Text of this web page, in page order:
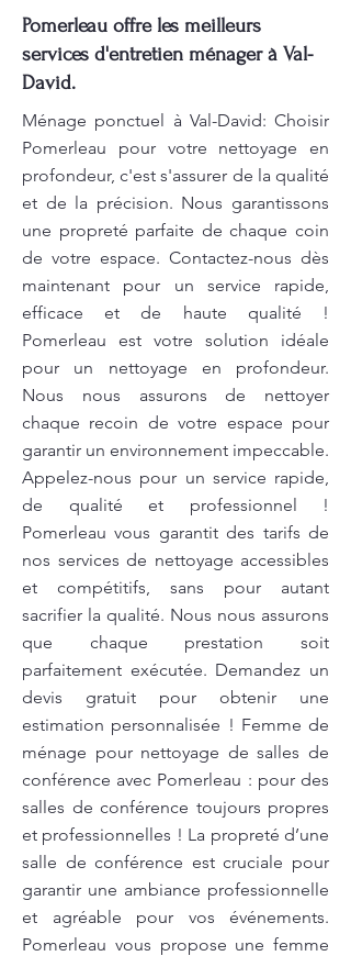
Pomerleau offre les meilleurs
services d'entretien ménager à Val-
David.
Ménage ponctuel à Val-David: Choisir
Pomerleau pour votre nettoyage en
profondeur, c'est s'assurer de la qualité
et de la précision. Nous garantissons
une propreté parfaite de chaque coin
de votre espace. Contactez-nous dès
maintenant pour un service rapide,
efficace et de haute qualité !
Pomerleau est votre solution idéale
pour un nettoyage en profondeur.
Nous nous assurons de nettoyer
chaque recoin de votre espace pour
garantir un environnement impeccable.
Appelez-nous pour un service rapide,
de qualité et professionnel !
Pomerleau vous garantit des tarifs de
nos services de nettoyage accessibles
et compétitifs, sans pour autant
sacrifier la qualité. Nous nous assurons
que chaque prestation soit
parfaitement exécutée. Demandez un
devis gratuit pour obtenir une
estimation personnalisée ! Femme de
ménage pour nettoyage de salles de
conférence avec Pomerleau : pour des
salles de conférence toujours propres
et professionnelles ! La propreté d’une
salle de conférence est cruciale pour
garantir une ambiance professionnelle
et agréable pour vos événements.
Pomerleau vous propose une femme